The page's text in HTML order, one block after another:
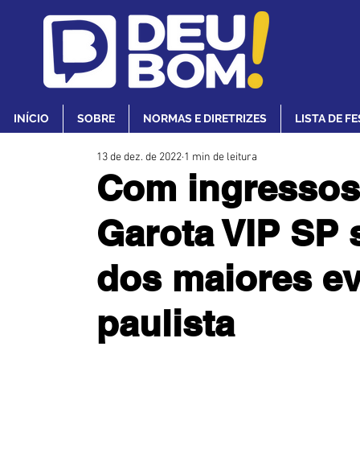
INÍCIO SOBRE NORMAS E DIRETRIZES LISTA DE
Com
Garota VIP
dos maiores
paulista
13 de dez. de 2022 1 min de leitura